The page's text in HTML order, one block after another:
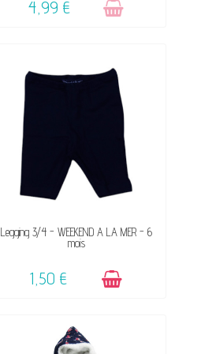
4,99 €
DISPONIBLE
Legging 3/4 - WEEKEND A LA MER - 6
mois
1,50 €